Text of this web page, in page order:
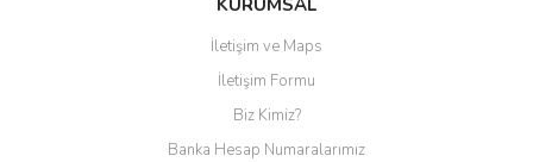
Yorum Yaz
KURUMSAL
İletişim ve Maps
İletişim Formu
Biz Kimiz?
Banka Hesap Numaralarımız